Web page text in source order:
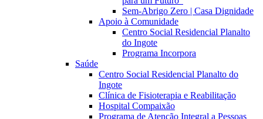
Sem-Abrigo Zero | Casa Dignidade
Apoio à Comunidade
Centro Social Residencial Planalto
do Ingote
Programa Incorpora
Saúde
Centro Social Residencial Planalto do
Ingote
Clínica de Fisioterapia e Reabilitação
Hospital Compaixão
Programa de Atenção Integral a Pessoas